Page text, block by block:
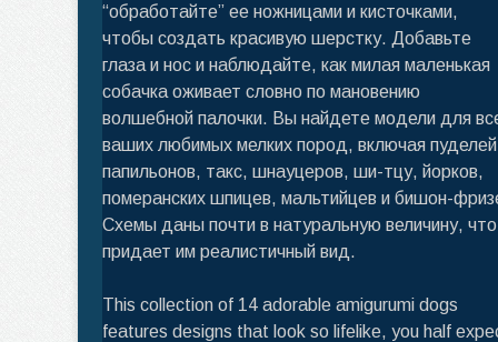
“обработайте” ее ножницами и кисточками,
чтобы создать красивую шерстку. Добавьте
глаза и нос и наблюдайте, как милая маленькая
собачка оживает словно по мановению
волшебной палочки. Вы найдете модели для
ваших любимых мелких пород, включая
папильонов, такс, шнауцеров, ши-тцу, йорков,
померанских шпицев, мальтийцев и бишон-
Схемы даны почти в натуральную величину, что
придает им реалистичный вид.
This collection of 14 adorable amigurumi dogs
features designs that look so lifelike, you half